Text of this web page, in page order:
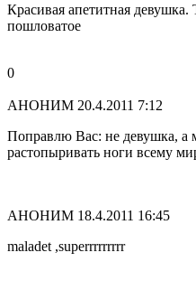
Красивая апетитная
пошловатое
0
АНОНИМ 20.4.2011 7:12
Поправлю Вас: не девушка, а
растопыривать ноги всему
АНОНИМ 18.4.2011 16:45
maladet ,superrrrrrrrr